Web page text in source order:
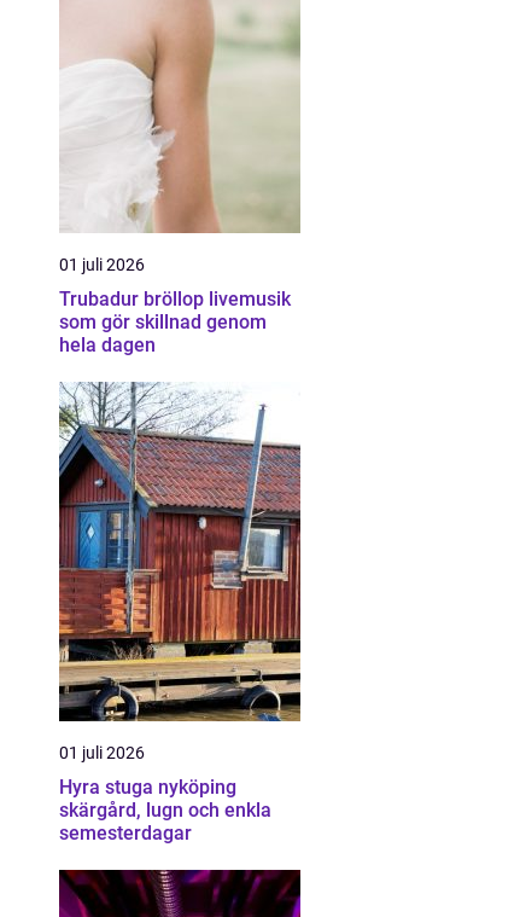
01 juli 2026
Trubadur bröllop livemusik
som gör skillnad genom
hela dagen
01 juli 2026
Hyra stuga nyköping
skärgård, lugn och enkla
semesterdagar